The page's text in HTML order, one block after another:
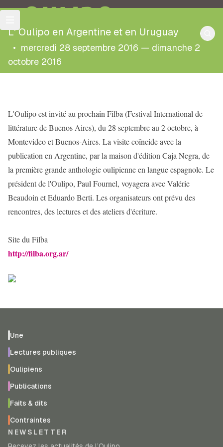
OULIPO
L' Oulipo en Argentine et en Uruguay
• mercredi 28 septembre 2016 — dimanche 2
octobre 2016
L'Oulipo est invité au prochain Filba (Festival International de
littérature de Buenos Aires), du 28 septembre au 2 octobre, à
Montevideo et Buenos-Aires. La visitecoïncideavec la
publication en Argentine, par la maison d'édition Caja Negra, de
la première grande anthologie oulipienne en langue espagnole. Le
président de l'Oulipo, Paul Fournel, voyagera avec Valérie
Beaudoin et Eduardo Berti. Les organisateurs ont prévu des
rencontres, des lectures et des ateliers d'écriture.
Site du Filba
http://filba.org.ar/
Une
Lectures publiques
Oulipiens
Publications
Faits & dits
Contraintes
NEWSLETTER